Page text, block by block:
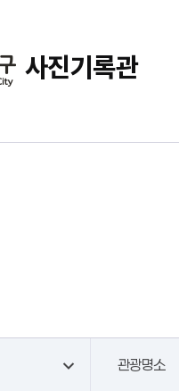
사진기록관
관광명소